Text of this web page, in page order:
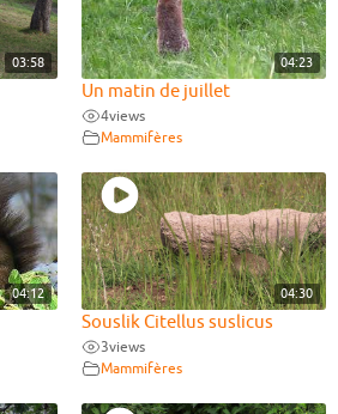
03:58 04:23
Un matin de juillet
4views
Mammifères
04:12 04:30
Souslik Citellus suslicus
3views
Mammifères